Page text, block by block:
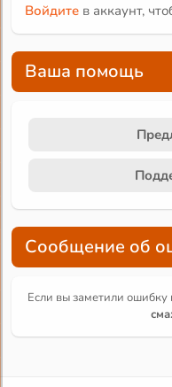
Войдите в аккаунт,
Ваша помощь
Сообщение об
Если вы заметили ошибку